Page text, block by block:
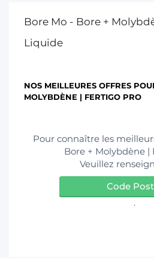
Bore Mo - Bore +
Liquide
NOS MEILLEURES OFFRES
MOLYBDÈNE | FERTIGO PRO
Pour connaître les
Bore + Molybdène |
Veuillez
Code
.